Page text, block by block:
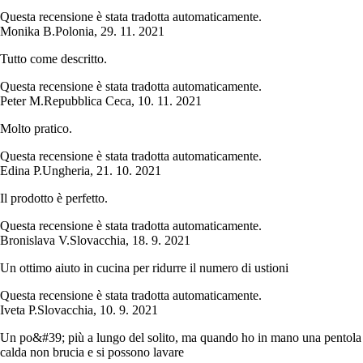
Questa recensione è stata tradotta automaticamente.
Monika B.Polonia, 29. 11. 2021
Tutto come descritto.
Questa recensione è stata tradotta automaticamente.
Peter M.Repubblica Ceca, 10. 11. 2021
Molto pratico.
Questa recensione è stata tradotta automaticamente.
Edina P.Ungheria, 21. 10. 2021
Il prodotto è perfetto.
Questa recensione è stata tradotta automaticamente.
Bronislava V.Slovacchia, 18. 9. 2021
Un ottimo aiuto in cucina per ridurre il numero di ustioni
Questa recensione è stata tradotta automaticamente.
Iveta P.Slovacchia, 10. 9. 2021
Un po&#39; più a lungo del solito, ma quando ho in mano una pentola
calda non brucia e si possono lavare